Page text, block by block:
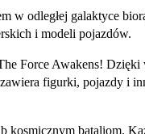
w odległej galaktyce
i modeli pojazdów.
Force Awakens! Dzięki
figurki, pojazdy i
kosmicznym bataliom.